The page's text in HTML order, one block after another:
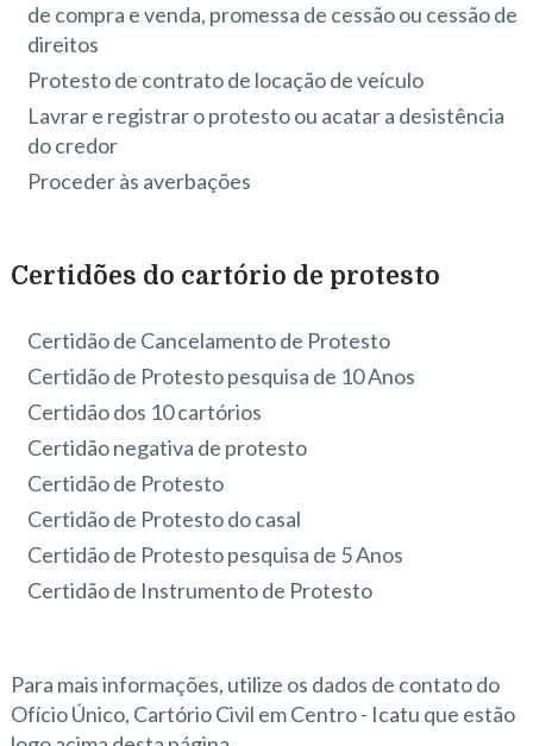
de compra e venda, promessa de cessão ou cessão de
direitos
Protesto de contrato de locação de veículo
Lavrar e registrar o protesto ou acatar a desistência
do credor
Proceder às averbações
Certidões do cartório de protesto
Certidão de Cancelamento de Protesto
Certidão de Protesto pesquisa de 10 Anos
Certidão dos 10 cartórios
Certidão negativa de protesto
Certidão de Protesto
Certidão de Protesto do casal
Certidão de Protesto pesquisa de 5 Anos
Certidão de Instrumento de Protesto
Para mais informações, utilize os dados de contato do
Ofício Único, Cartório Civil em Centro - Icatu que estão